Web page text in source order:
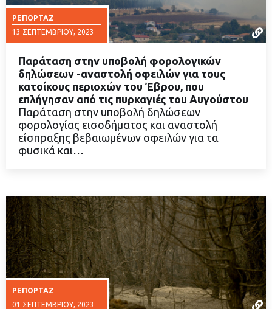
ΡΕΠΟΡΤΆΖ
13 ΣΕΠΤΕΜΒΡΊΟΥ, 2023
ΔΙΑΒΑΣΤΕ ΠΕΡΙΣΣΟΤΕΡΑ
Παράταση στην υποβολή φορολογικών
δηλώσεων -αναστολή οφειλών για τους
κατοίκους περιοχών του Έβρου, που
επλήγησαν από τις πυρκαγιές του Αυγούστου
Παράταση στην υποβολή δηλώσεων
φορολογίας εισοδήματος και αναστολή
είσπραξης βεβαιωμένων οφειλών για τα
φυσικά και…
ΡΕΠΟΡΤΆΖ
01 ΣΕΠΤΕΜΒΡΊΟΥ, 2023